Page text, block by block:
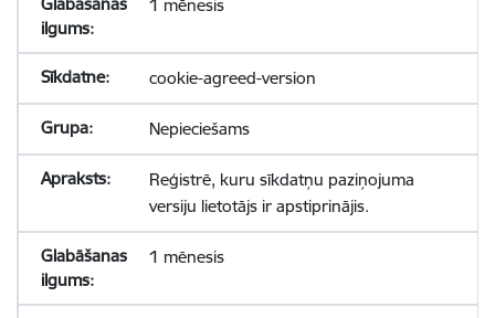
1 mēnesis
cookie-agreed-version
Nepieciešams
Reģistrē, kuru sīkdatņu paziņojuma
versiju lietotājs ir apstiprinājis.
1 mēnesis